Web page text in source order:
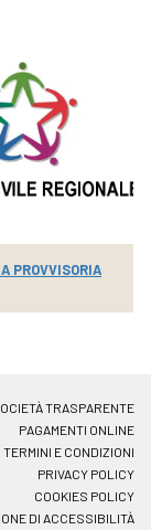
PROVVISORIA
TRASPARENTE
PAGAMENTI ONLINE
TERMINI E CONDIZIONI
PRIVACY POLICY
COOKIES POLICY
DI ACCESSIBILITÀ